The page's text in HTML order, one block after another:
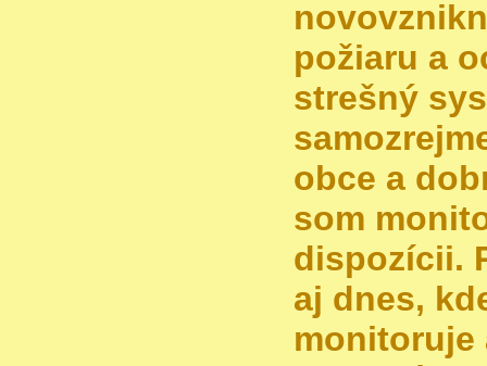
požiaru a
strešný
obce a
som
dispozícii.
aj dnes,
monitoruje